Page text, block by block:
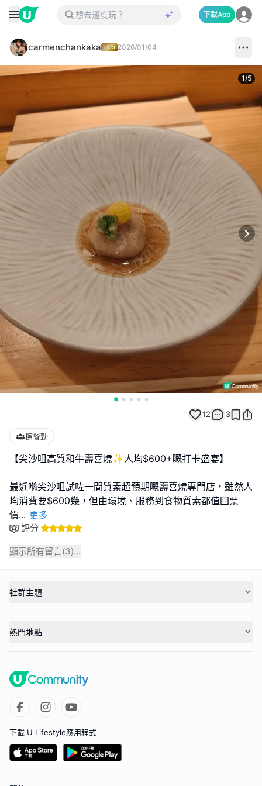
下載App
carmenchankaka 2026/01/04
1/5
12 3
擦餐勁
【尖沙咀高質和牛壽喜燒✨人均$600+嘅打卡盛宴】
最近喺尖沙咀試咗一間質素超預期嘅壽喜燒專門店，雖然人
均消費要$600幾，但由環境、服務到食物質素都值回票
價... 更多
評分
顯示所有留言(3)...
社群主題
熱門地點
下載 U Lifestyle應用程式